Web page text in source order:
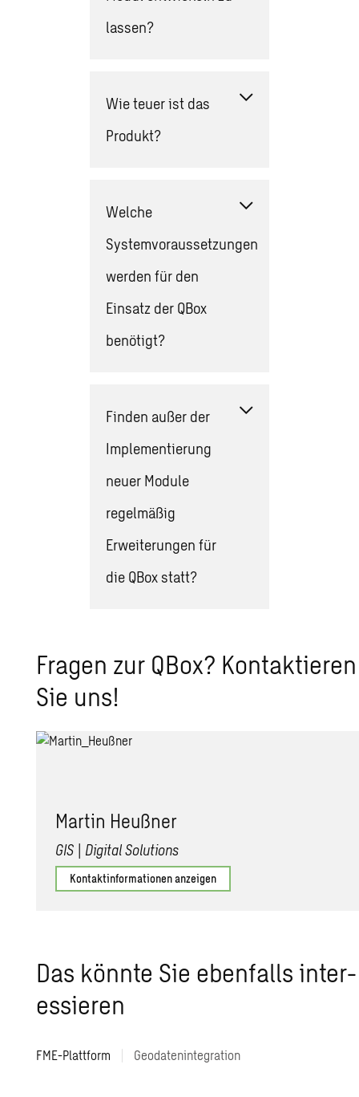
lassen?
Wie teuer ist das
Produkt?
Welche
Systemvoraussetzungen
werden für den
Einsatz der QBox
benötigt?
Finden außer der
Implementierung
neuer Module
regelmäßig
Erweiterungen für
die QBox statt?
Fragen zur QBox? Kontaktieren
Sie uns!
Mar­tin Heuß­ner
GIS | Digital Solutions
Kontaktinformationen anzeigen
Das könn­te Sie eben­falls in­ter­
es­sie­ren
FME-Plattform Geodatenintegration